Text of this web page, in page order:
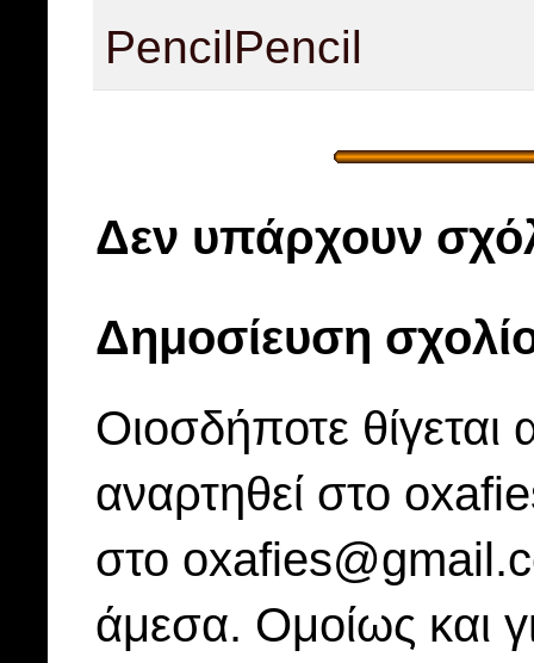
PencilPencil
Δεν υπάρχουν
Δημοσίευση
Οιοσδήποτε
αναρτηθεί στο
στο
άμεσα. Ομοίως και